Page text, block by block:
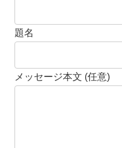
題名
メッセージ本文 (任意)